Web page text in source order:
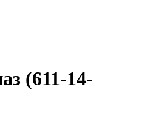
(611-14-